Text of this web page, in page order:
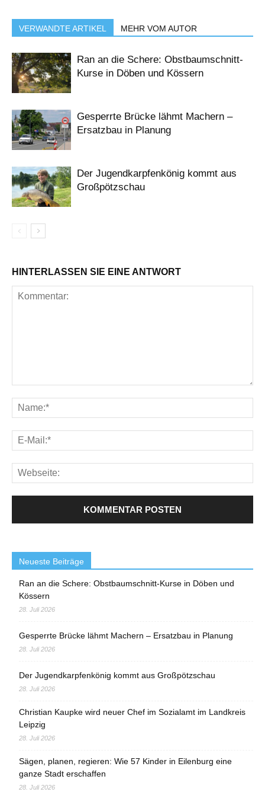
VERWANDTE ARTIKEL MEHR VOM AUTOR
Ran an die Schere: Obstbaumschnitt-
Kurse in Döben und Kössern
Gesperrte Brücke lähmt Machern –
Ersatzbau in Planung
Der Jugendkarpfenkönig kommt aus
Großpötzschau
HINTERLASSEN SIE EINE ANTWORT
Neueste Beiträge
Ran an die Schere: Obstbaumschnitt-Kurse in Döben und
Kössern
28. Juli 2026
Gesperrte Brücke lähmt Machern – Ersatzbau in Planung
28. Juli 2026
Der Jugendkarpfenkönig kommt aus Großpötzschau
28. Juli 2026
Christian Kaupke wird neuer Chef im Sozialamt im Landkreis
Leipzig
28. Juli 2026
Sägen, planen, regieren: Wie 57 Kinder in Eilenburg eine
ganze Stadt erschaffen
28. Juli 2026